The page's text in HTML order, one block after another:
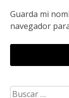
Guarda mi
navegador
Buscar: